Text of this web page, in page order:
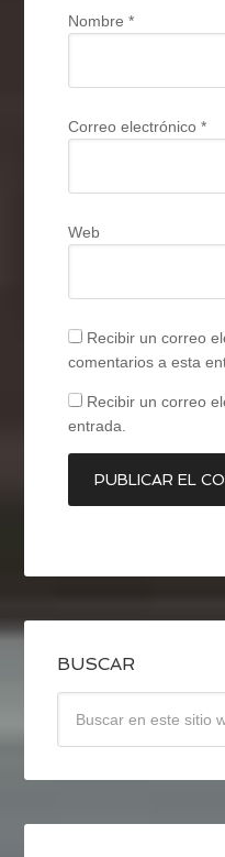
Nombre*
Correo electrónico*
Web
Recibir un correo
comentarios a esta
Recibir un correo
entrada.
BUSCAR